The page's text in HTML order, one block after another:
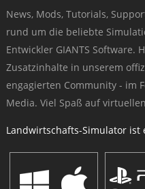
News, Mods, Tutorials,
rund um die beliebte
Entwickler GIANTS Software.
Zusatzinhalte in unserem
engagierten Community - im
Media. Viel Spaß auf
Landwirtschafts-Simulator